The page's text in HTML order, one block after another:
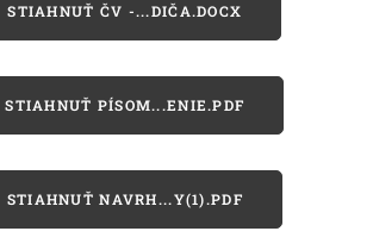
STIAHNUŤ ČV -...DIČA.DOCX
STIAHNUŤ PÍSOM...ENIE.PDF
STIAHNUŤ NAVRH...Y(1).PDF